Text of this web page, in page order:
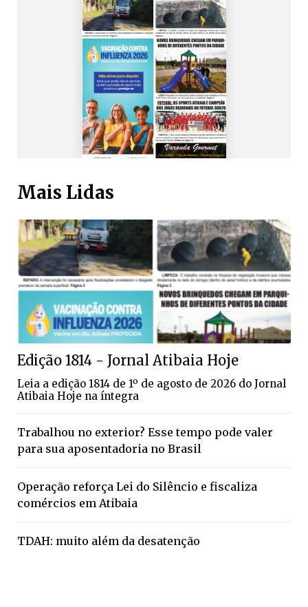
Mais Lidas
Edição 1814 - Jornal Atibaia Hoje
Leia a edição 1814 de 1º de agosto de 2026 do Jornal
Atibaia Hoje na íntegra
Trabalhou no exterior? Esse tempo pode valer
para sua aposentadoria no Brasil
Operação reforça Lei do Silêncio e fiscaliza
comércios em Atibaia
TDAH: muito além da desatenção